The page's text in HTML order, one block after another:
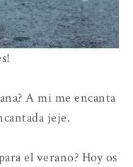
A mi me encanta
jeje.
el verano? Hoy os